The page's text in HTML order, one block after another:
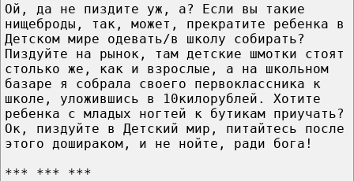
Ой, да не пиздите уж, а? Если вы такие
нищеброды, так, может, прекратите ребенка в
Детском мире одевать/в школу собирать?
Пиздуйте на рынок, там детские шмотки стоят
столько же, как и взрослые, а на школьном
базаре я собрала своего первоклассника к
школе, уложившись в 10килорублей. Хотите
ребенка с младых ногтей к бутикам приучать?
Ок, пиздуйте в Детский мир, питайтесь после
этого дошираком, и не нойте, ради бога!
*** *** ***